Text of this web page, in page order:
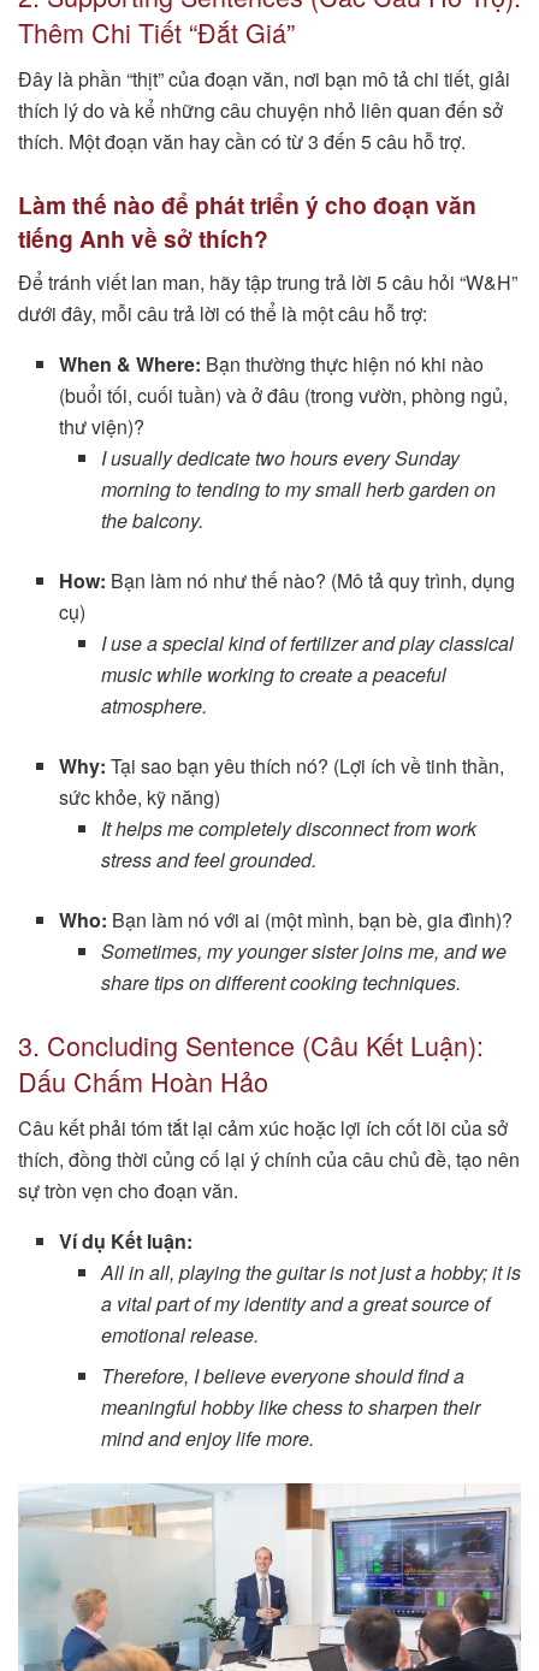
Thêm Chi Tiết “Đắt Giá”
Đây là phần “thịt” của đoạn văn, nơi bạn mô tả chi tiết, giải
thích lý do và kể những câu chuyện nhỏ liên quan đến sở
thích. Một đoạn văn hay cần có từ 3 đến 5 câu hỗ trợ.
Làm thế nào để phát triển ý cho đoạn văn
tiếng Anh về sở thích?
Để tránh viết lan man, hãy tập trung trả lời 5 câu hỏi “W&H”
dưới đây, mỗi câu trả lời có thể là một câu hỗ trợ:
When & Where: Bạn thường thực hiện nó khi nào
(buổi tối, cuối tuần) và ở đâu (trong vườn, phòng ngủ,
thư viện)?
I usually dedicate two hours every Sunday
morning to tending to my small herb garden on
the balcony.
How: Bạn làm nó như thế nào? (Mô tả quy trình, dụng
cụ)
I use a special kind of fertilizer and play classical
music while working to create a peaceful
atmosphere.
Why: Tại sao bạn yêu thích nó? (Lợi ích về tinh thần,
sức khỏe, kỹ năng)
It helps me completely disconnect from work
stress and feel grounded.
Who: Bạn làm nó với ai (một mình, bạn bè, gia đình)?
Sometimes, my younger sister joins me, and we
share tips on different cooking techniques.
3. Concluding Sentence (Câu Kết Luận):
Dấu Chấm Hoàn Hảo
Câu kết phải tóm tắt lại cảm xúc hoặc lợi ích cốt lõi của sở
thích, đồng thời củng cố lại ý chính của câu chủ đề, tạo nên
sự tròn vẹn cho đoạn văn.
Ví dụ Kết luận:
All in all, playing the guitar is not just a hobby; it is
a vital part of my identity and a great source of
emotional release.
Therefore, I believe everyone should find a
meaningful hobby like chess to sharpen their
mind and enjoy life more.